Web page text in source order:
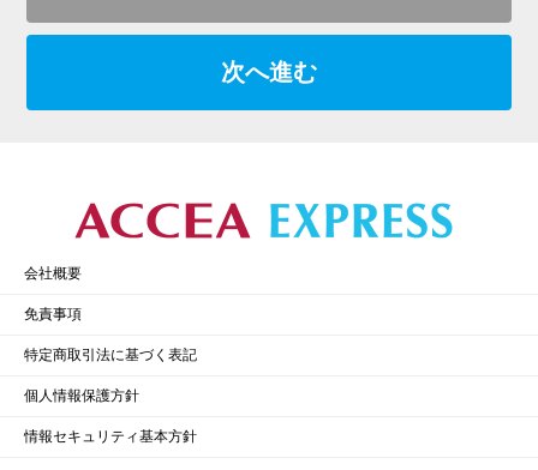
次へ進む
会社概要
免責事項
特定商取引法に基づく表記
個人情報保護方針
情報セキュリティ基本方針